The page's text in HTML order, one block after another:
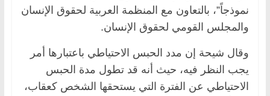
نموذجاً”، بالتعاون مع المنظمة العربية لحقوق الإنسان
والمجلس القومي لحقوق الإنسان.
وقال شيحة إن مدد الحبس الاحتياطي باعتبارها أمر
يجب النظر فيه، حيث أنه قد تطول مدة الحبس
الاحتياطي عن الفترة التي يستحقها الشخص كعقاب،